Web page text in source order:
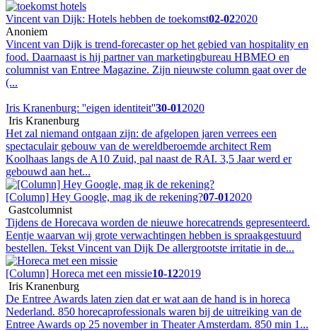
Vincent van Dijk: Hotels hebben de toekomst02-022020
Anoniem
Vincent van Dijk is trend-forecaster op het gebied van hospitality en
food. Daarnaast is hij partner van marketingbureau HBMEO en
columnist van Entree Magazine. Zijn nieuwste column gaat over de
(...
Iris Kranenburg: ''eigen identiteit''30-012020
Iris Kranenburg
Het zal niemand ontgaan zijn: de afgelopen jaren verrees een
spectaculair gebouw van de wereldberoemde architect Rem
Koolhaas langs de A10 Zuid, pal naast de RAI. 3,5 Jaar werd er
gebouwd aan het...
[Column] Hey Google, mag ik de rekening?07-012020
Gastcolumnist
Tijdens de Horecava worden de nieuwe horecatrends gepresenteerd.
Eentje waarvan wij grote verwachtingen hebben is spraakgestuurd
bestellen. Tekst Vincent van Dijk De allergrootste irritatie in de...
[Column] Horeca met een missie10-122019
Iris Kranenburg
De Entree Awards laten zien dat er wat aan de hand is in horeca
Nederland. 850 horecaprofessionals waren bij de uitreiking van de
Entree Awards op 25 november in Theater Amsterdam. 850 min 1...